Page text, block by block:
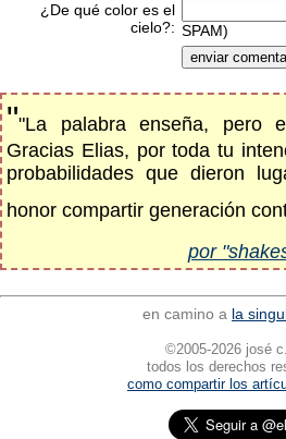
¿De qué color es el
cielo?: SPAM)
""La palabra enseña, pero
Gracias Elias, por toda tu
probabilidades que dieron
honor compartir generación
por
en camino a la
©2005-2026 josé
todos los derechos
como compartir los